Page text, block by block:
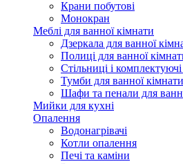
Крани побутові
Монокран
Меблі для ванної кімнати
Дзеркала для ванної
Полиці для ванної
Стільниці і
Тумби для ванної кімнати
Шафи та пенали для
Мийки для кухні
Опалення
Водонагрівачі
Котли опалення
Печі та каміни